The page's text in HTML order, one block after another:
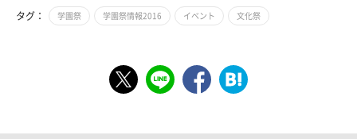
タグ： 学園祭 学園祭情報2016 イベント 文化祭